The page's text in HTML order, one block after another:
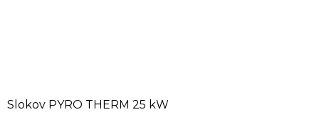
Slokov PYRO THERM 25 kW